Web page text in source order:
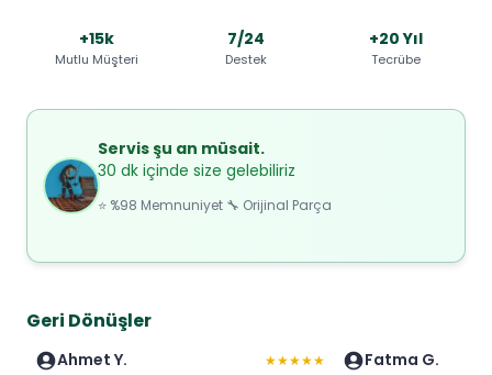
+15k
Mutlu Müşteri
7/24
Destek
+20 Yıl
Tecrübe
Servis şu an müsait.
30 dk içinde size gelebiliriz
⭐ %98 Memnuniyet 🔧 Orijinal Parça
Geri Dönüşler
Ahmet Y. ★★★★★
Fatma G.